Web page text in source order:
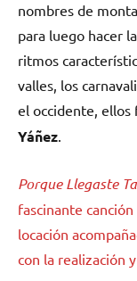
nombres de
para luego hacer
ritmos
valles, los
el occidente,
Yáñez.
Porque Llegaste
fascinante
locación
con la realización